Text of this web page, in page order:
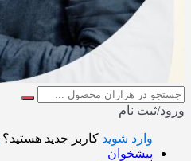
ورود/ثبت نام
وارد شوید کاربر جدید هستید؟
پیشخوان